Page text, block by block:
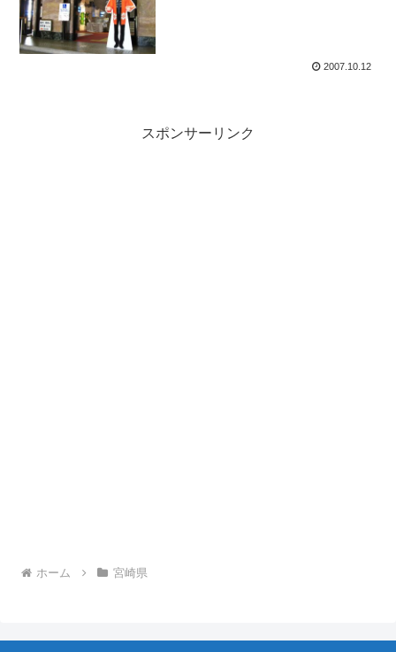
2007.10.12
スポンサーリンク
ホーム 宮崎県